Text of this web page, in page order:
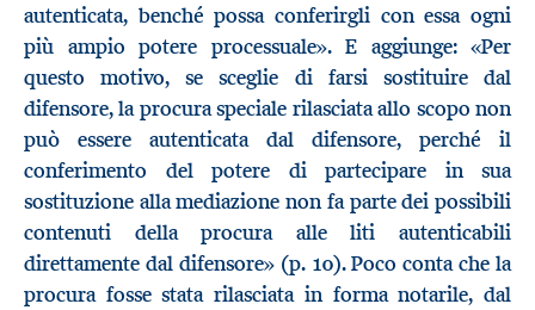
autenticata, benché possa conferirgli con essa ogni
più ampio potere processuale». E aggiunge: «Per
questo motivo, se sceglie di farsi sostituire dal
difensore, la procura speciale rilasciata allo scopo non
può essere autenticata dal difensore, perché il
conferimento del potere di partecipare in sua
sostituzione alla mediazione non fa parte dei possibili
contenuti della procura alle liti autenticabili
direttamente dal difensore» (p. 10). Poco conta che la
procura fosse stata rilasciata in forma notarile, dal